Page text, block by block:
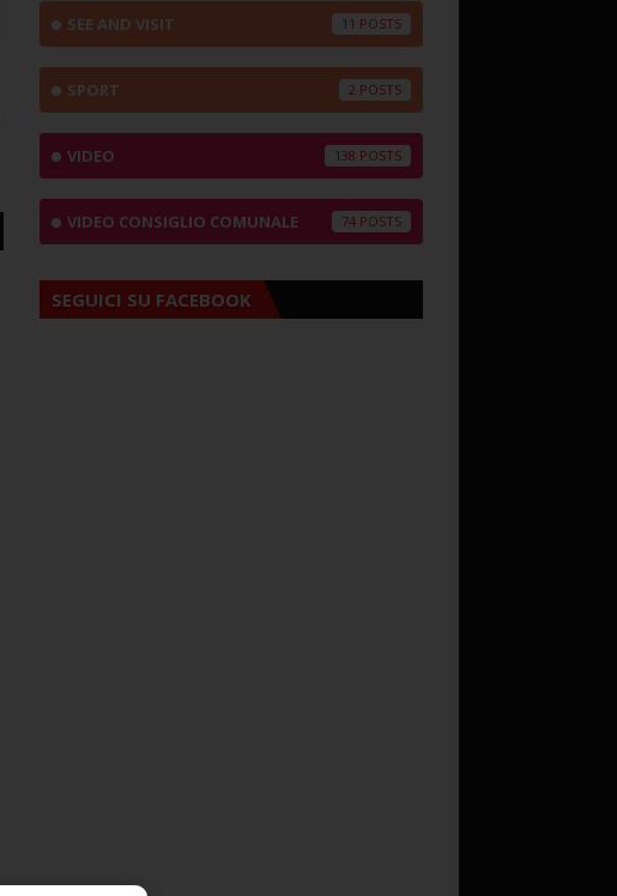
SEE AND VISIT 11
SPORT 2
VIDEO 138
VIDEO CONSIGLIO COMUNALE 74
SEGUICI SU FACEBOOK